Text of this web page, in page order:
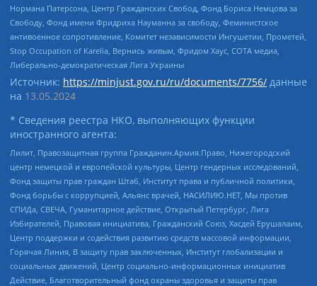
Нормана Патерсона, Центр Гражданских Свобод, Фонд Бориса Немцова за
Свободу, Фонд имени Фридриха Науманна за свободу, Феминистское
антивоенное сопротивление, Комитет независимости Ингушетии, Прометей,
Stop Occupation of Karelia, Вернись живым, Фридом Хаус, СОТА медиа,
Либерально-демократическая Лига Украины
Источник: https://minjust.gov.ru/ru/documents/7756/ данные
на 13.05.2024
* Сведения реестра НКО, выполняющих функции
иностранного агента:
Лилит, Правозащитная группа Гражданин.Армия.Право, Нижегородский
центр немецкой и европейской культуры, Центр гендерных исследований,
Фонд защиты прав граждан Штаб, Институт права и публичной политики,
Фонд борьбы с коррупцией, Альянс врачей, НАСИЛИЮ.НЕТ, Мы против
СПИДа, СВЕЧА, Гуманитарное действие, Открытый Петербург, Лига
Избирателей, Правовая инициатива, Гражданский Союз, Хасдей Ерушалаим,
Центр поддержки и содействия развитию средств массовой информации,
Горячая Линия, В защиту прав заключенных, Институт глобализации и
социальных движений, Центр социально-информационных инициатив
Действие, Благотворительный фонд охраны здоровья и защиты прав